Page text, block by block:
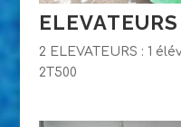
ELEVATEURS
2 ELEVATEURS : 1
2T500